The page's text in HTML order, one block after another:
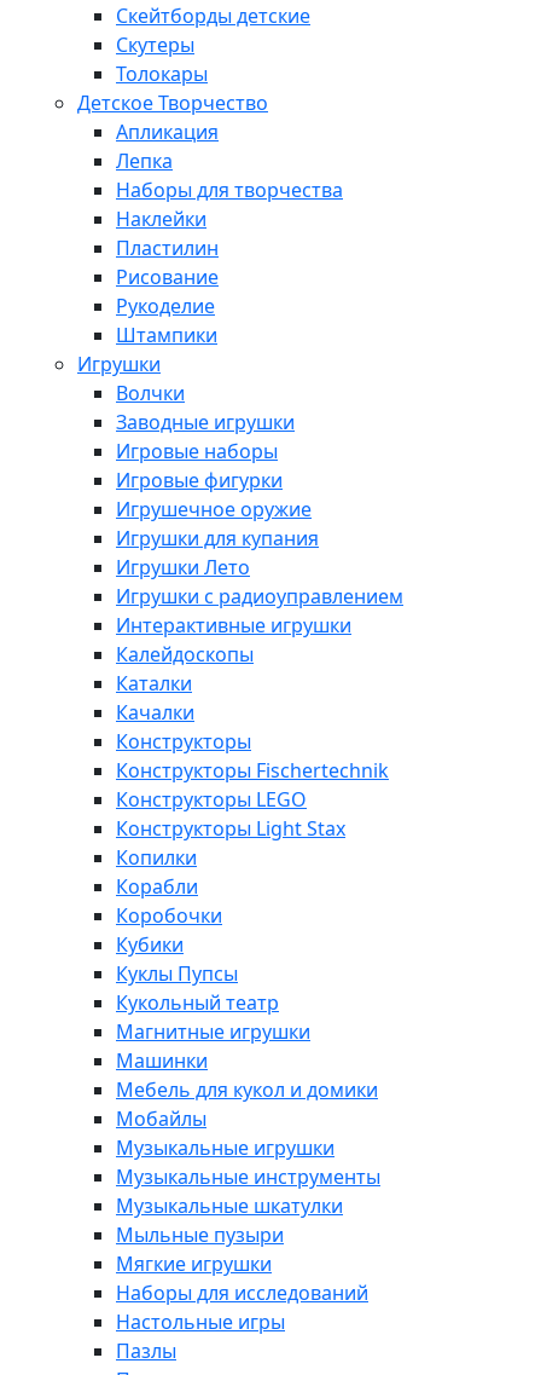
Скейтборды детские
Скутеры
Толокары
Детское Творчество
Апликация
Лепка
Наборы для творчества
Наклейки
Пластилин
Рисование
Рукоделие
Штампики
Игрушки
Волчки
Заводные игрушки
Игровые наборы
Игровые фигурки
Игрушечное оружие
Игрушки для купания
Игрушки Лето
Игрушки с радиоуправлением
Интерактивные игрушки
Калейдоскопы
Каталки
Качалки
Конструкторы
Конструкторы Fisсhertechnik
Конструкторы LEGO
Конструкторы Light Stax
Копилки
Корабли
Коробочки
Кубики
Куклы Пупсы
Кукольный театр
Магнитные игрушки
Машинки
Мебель для кукол и домики
Мобайлы
Музыкальные игрушки
Музыкальные инструменты
Музыкальные шкатулки
Мыльные пузыри
Мягкие игрушки
Наборы для исследований
Настольные игры
Пазлы